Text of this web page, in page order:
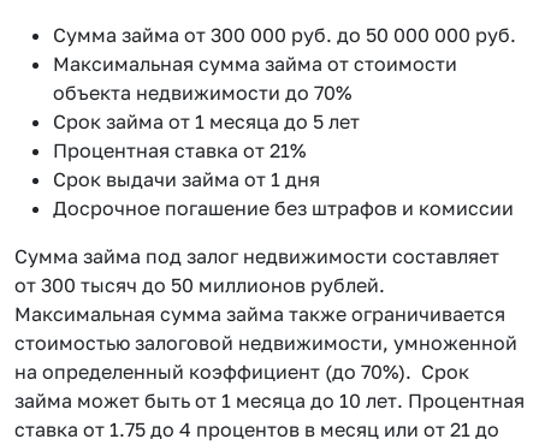
Сумма займа от 300 000 руб. до 50 000 000 руб.
Максимальная сумма займа от стоимости
объекта недвижимости до 70%
Срок займа от 1 месяца до 5 лет
Процентная ставка от 21%
Срок выдачи займа от 1 дня
Досрочное погашение без штрафов и комиссии
Сумма займа под залог недвижимости составляет
от 300 тысяч до 50 миллионов рублей.
Максимальная сумма займа также ограничивается
стоимостью залоговой недвижимости, умноженной
на определенный коэффициент (до 70%). Срок
займа может быть от 1 месяца до 10 лет. Процентная
ставка от 1.75 до 4 процентов в месяц или от 21 до